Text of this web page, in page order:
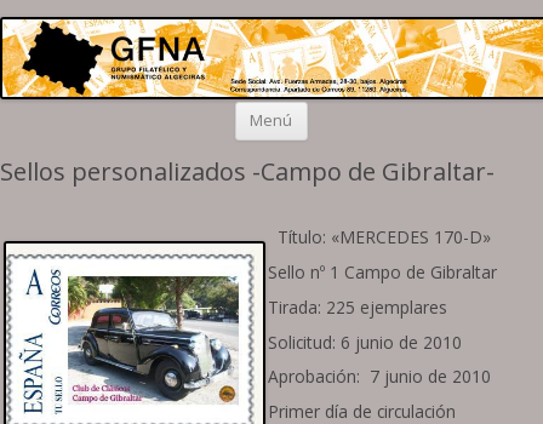
Grupo Algeciras
Filatelia y Numismática en el extremo sur de la península
Menú Saltar
Sellos personalizados -Campo de Gibraltar-
Título: «MERCEDES 170-D»
Sello nº 1 Campo de Gibraltar
Tirada: 225 ejemplares
Solicitud: 6 junio de 2010
Aprobación: 7 junio de 2010
Primer día de circulación